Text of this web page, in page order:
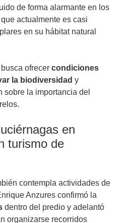
de forma alarmante en los
actualmente es casi
en su hábitat natural
ofrecer condiciones
la biodiversidad y
la importancia del
en
turismo de
contempla actividades de
Anzures confirmó la
dentro del predio y adelantó
organizarse recorridos